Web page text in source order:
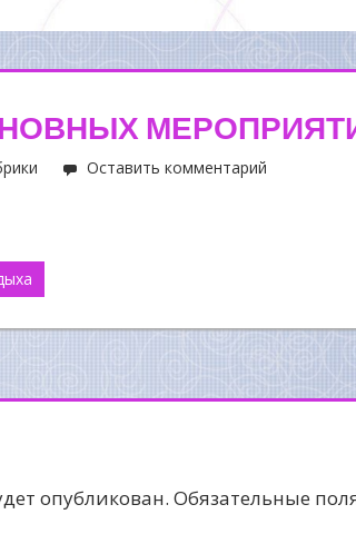
Оставить комментарий
опубликован. Обязательные